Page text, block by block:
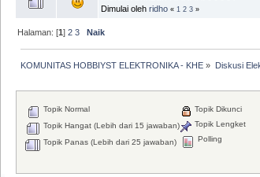
Dimulai oleh ridho « 1 2 3 »
Halaman: [1]2 3 Naik
KOMUNITAS HOBBIYST ELEKTRONIKA - KHE » Diskusi
Topik Normal
Topik Hangat (Lebih dari 15 jawaban)
Topik Panas (Lebih dari 25 jawaban)
Topik Dikunci
Topik Lengket
Polling